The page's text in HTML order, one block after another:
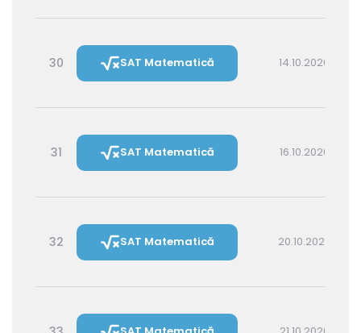
30 SAT Matematică 14.10.2026 14:30
31 SAT Matematică 16.10.2026 16:00
32 SAT Matematică 20.10.2026 16:00